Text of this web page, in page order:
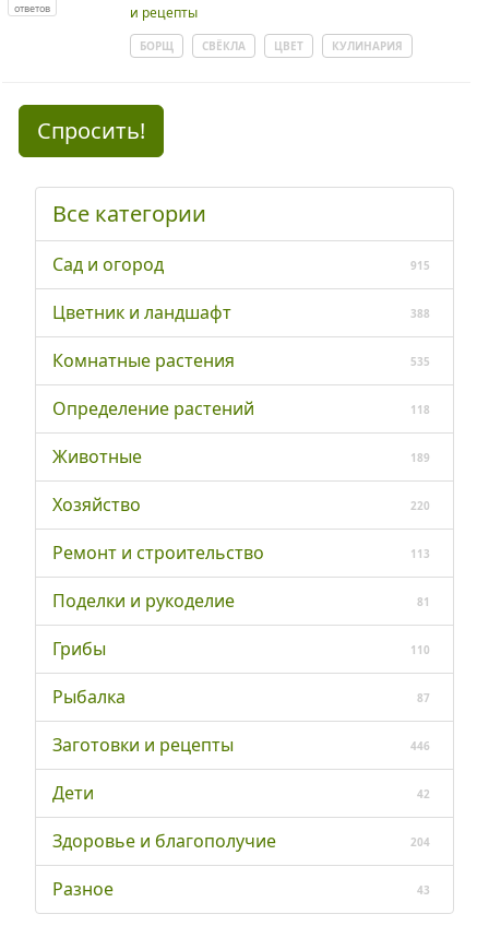
ответов
и рецепты
БОРЩ СВЁКЛА ЦВЕТ КУЛИНАРИЯ
Спросить!
Все категории
Сад и огород 915
Цветник и ландшафт 388
Комнатные растения 535
Определение растений 118
Животные 189
Хозяйство 220
Ремонт и строительство 113
Поделки и рукоделие 81
Грибы 110
Рыбалка 87
Заготовки и рецепты 446
Дети 42
Здоровье и благополучие 204
Разное 43